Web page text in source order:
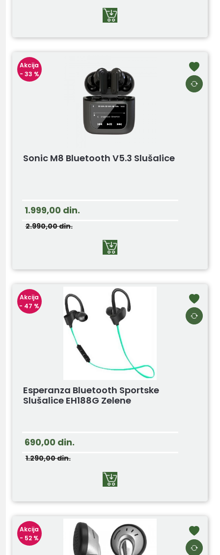
Akcija
- 33 %
Sonic M8 Bluetooth V5.3 Slušalice
1.999,00 din.
2.990,00din.
Akcija
- 47 %
Esperanza Bluetooth Sportske
Slušalice EH188G Zelene
690,00 din.
1.290,00din.
Akcija
- 52 %